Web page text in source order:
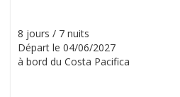
8 jours / 7 nuits
Départ le 04/06/2027
à bord du Costa Pacifica